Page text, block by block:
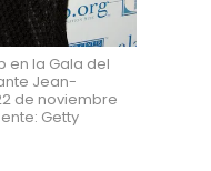
en la Gala del
Jean-
de noviembre
Getty